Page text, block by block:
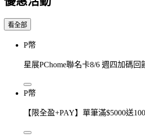
看全部
P幣
星展PChome聯名卡8/6 週四加碼回
P幣
【限全盈+PAY】單筆滿$5000送